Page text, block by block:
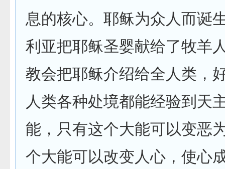
息的核心。耶稣为众人而诞
利亚把耶稣圣婴献给了牧羊
教会把耶稣介绍给全人类，
人类各种处境都能经验到天
能，只有这个大能可以变恶
个大能可以改变人心，使心